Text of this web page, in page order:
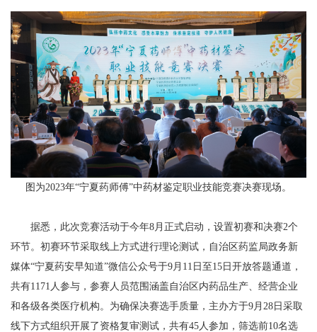
图为2023年“宁夏药师傅”中药材鉴定职业技能竞赛决赛现场。
据悉，此次竞赛活动于今年8月正式启动，设置初赛和决赛2个
环节。初赛环节采取线上方式进行理论测试，自治区药监局政务新
媒体“宁夏药安早知道”微信公众号于9月11日至15日开放答题通道，
共有1171人参与，参赛人员范围涵盖自治区内药品生产、经营企业
和各级各类医疗机构。为确保决赛选手质量，主办方于9月28日采取
线下方式组织开展了资格复审测试，共有45人参加，筛选前10名选